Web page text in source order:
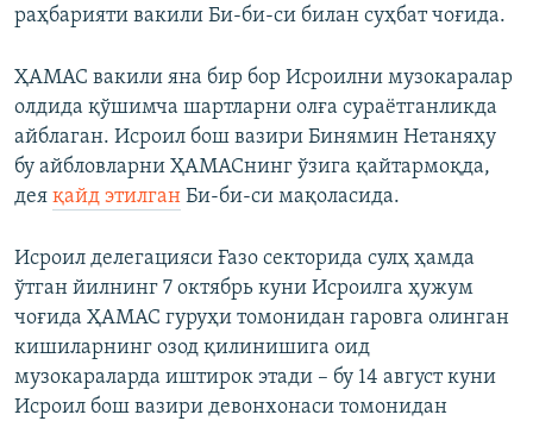
раҳбарияти вакили Би-би-си билан суҳбат чоғида.
ҲАМАС вакили яна бир бор Исроилни музокаралар
олдида қўшимча шартларни олға сураётганликда
айблаган. Исроил бош вазири Бинямин Нетаняҳу
бу айбловларни ҲАМАСнинг ўзига қайтармоқда,
дея қайд этилган Би-би-си мақоласида.
Исроил делегацияси Ғазо секторида сулҳ ҳамда
ўтган йилнинг 7 октябрь куни Исроилга ҳужум
чоғида ҲАМАС гуруҳи томонидан гаровга олинган
кишиларнинг озод қилинишига оид
музокараларда иштирок этади – бу 14 август куни
Исроил бош вазири девонхонаси томонидан